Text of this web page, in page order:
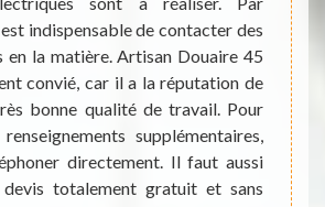
indispensable de contacter des
en la matière. Artisan Douaire 45
convié, car il a la réputation de
bonne qualité de travail. Pour
supplémentaires,
directement. Il faut aussi
devis totalement gratuit et sans
des